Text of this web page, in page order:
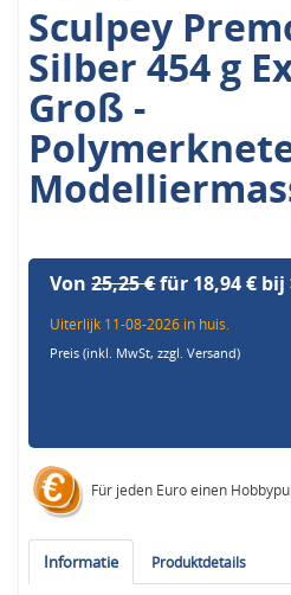
Sculpey
Silber 454 g
Groß -
Von25,25 €für 18,94 € bij
Uiterlijk 11-08-2026 in huis.
Preis (inkl. MwSt,zzgl. Versand)
Für jeden Euro einen
Informatie Produktdetails